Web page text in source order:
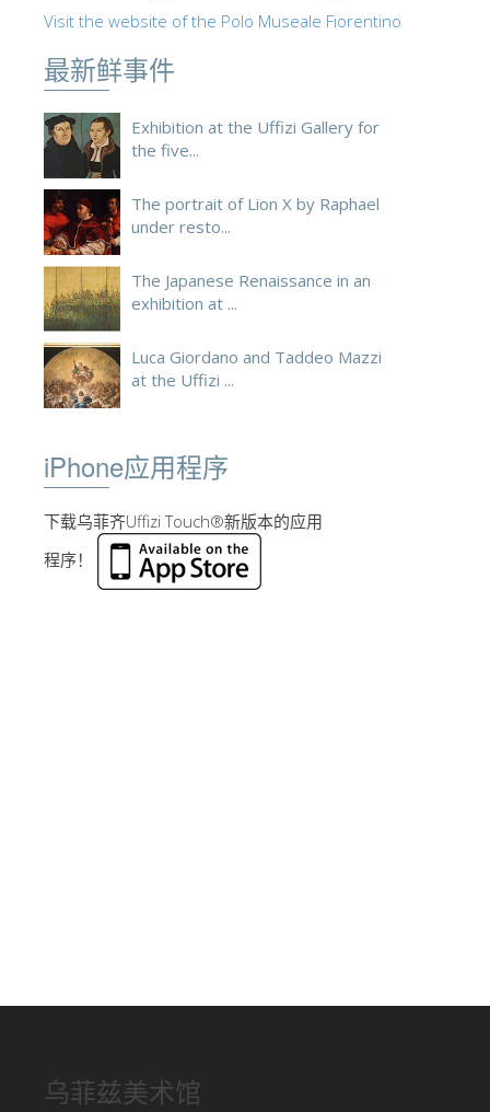
Visit the website of the Polo Museale Fiorentino
最新鲜事件
Exhibition at the Uffizi Gallery for
the five...
The portrait of Lion X by Raphael
under resto...
The Japanese Renaissance in an
exhibition at ...
Luca Giordano and Taddeo Mazzi
at the Uffizi ...
iPhone应用程序
下载乌菲齐Uffizi Touch®新版本的应用
程序！
乌菲兹美术馆